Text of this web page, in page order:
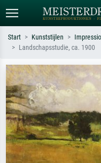
Zoek op kunstenaar, titel of stijl –
Monet, Sterrennacht,
Hokusai-golf, naakt.
Start Kunststijlen
Landschapsstudie, ca. 1900